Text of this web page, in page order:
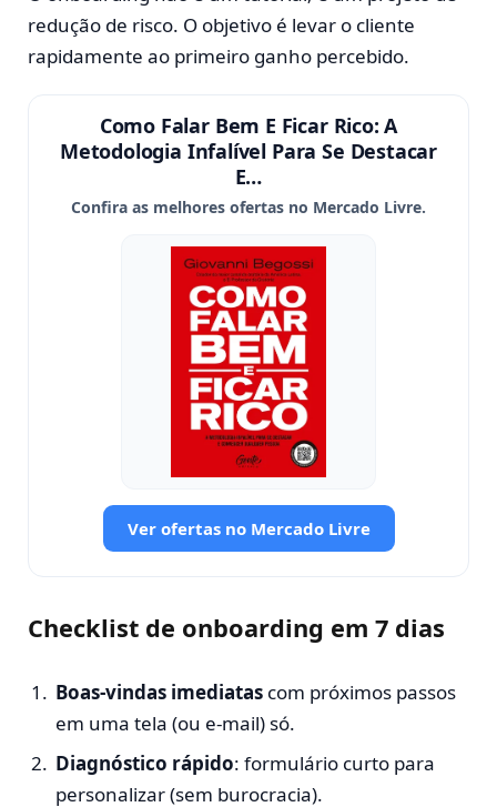
redução de risco. O objetivo é levar o cliente
rapidamente ao primeiro ganho percebido.
Como Falar Bem E Ficar Rico: A
Metodologia Infalível Para Se Destacar
E…
Confira as melhores ofertas no Mercado Livre.
Ver ofertas no Mercado Livre
Checklist de onboarding em 7 dias
Boas-vindas imediatas com próximos passos
em uma tela (ou e-mail) só.
Diagnóstico rápido: formulário curto para
personalizar (sem burocracia).